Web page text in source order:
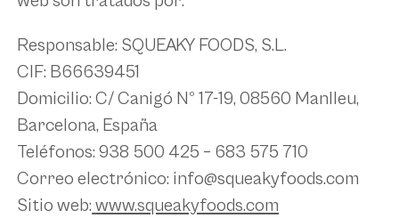
Responsable: SQUEAKY FOODS, S.L.
CIF: B66639451
Domicilio: C/ Canigó Nº 17-19, 08560 Manlleu,
Barcelona, España
Teléfonos: 938 500 425 – 683 575 710
Correo electrónico: info@squeakyfoods.com
Sitio web: www.squeakyfoods.com